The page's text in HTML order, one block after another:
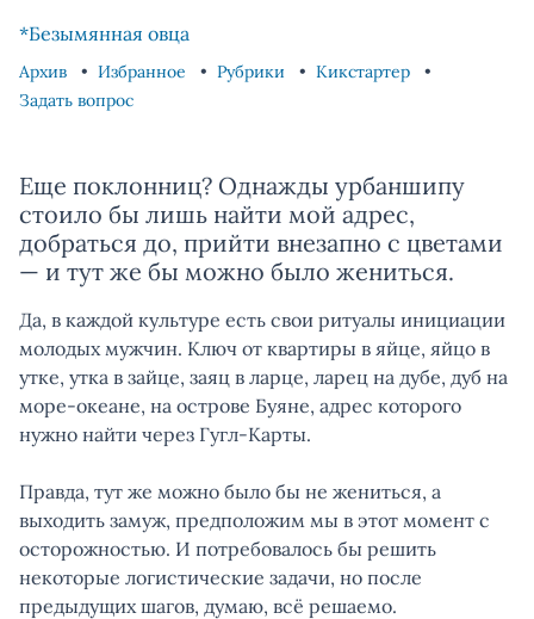
*Безымянная овца
Архив Избранное Рубрики
Кикстартер
Задать вопрос
Еще поклонниц? Однажды урбаншипу
стоило бы лишь найти мой адрес,
добраться до, прийти внезапно с цветами
— и тут же бы можно было жениться.
Да, в каждой культуре есть свои ритуалы инициации
молодых мужчин. Ключ от квартиры в яйце, яйцо в
утке, утка в зайце, заяц в ларце, ларец на дубе, дуб на
море-океане, на острове Буяне, адрес которого
нужно найти через Гугл-Карты.
Правда, тут же можно было бы не жениться, а
выходить замуж, предположим мы в этот момент с
осторожностью. И потребовалось бы решить
некоторые логистические задачи, но после
предыдущих шагов, думаю, всё решаемо.